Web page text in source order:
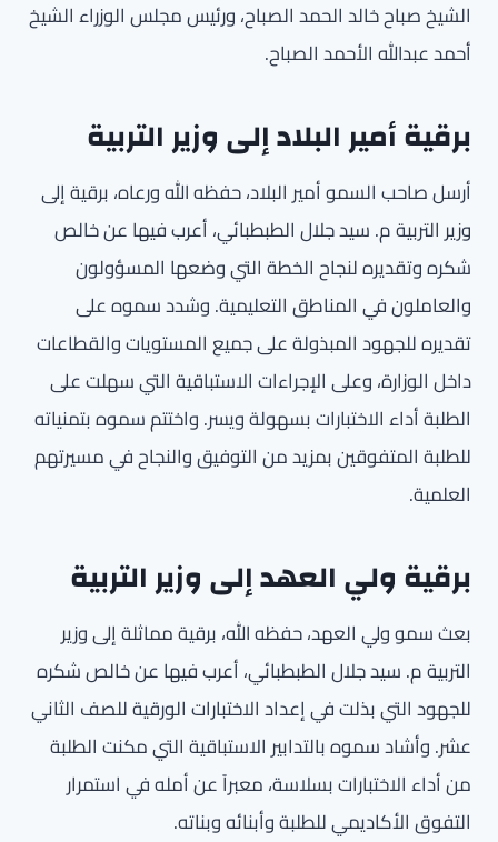
الشيخ صباح خالد الحمد الصباح، ورئيس مجلس الوزراء الشيخ
أحمد عبدالله الأحمد الصباح.
برقية أمير البلاد إلى وزير التربية
أرسل صاحب السمو أمير البلاد، حفظه الله ورعاه، برقية إلى
وزير التربية م. سيد جلال الطبطبائي، أعرب فيها عن خالص
شكره وتقديره لنجاح الخطة التي وضعها المسؤولون
والعاملون في المناطق التعليمية. وشدد سموه على
تقديره للجهود المبذولة على جميع المستويات والقطاعات
داخل الوزارة، وعلى الإجراءات الاستباقية التي سهلت على
الطلبة أداء الاختبارات بسهولة ويسر. واختتم سموه بتمنياته
للطلبة المتفوقين بمزيد من التوفيق والنجاح في مسيرتهم
العلمية.
برقية ولي العهد إلى وزير التربية
بعث سمو ولي العهد، حفظه الله، برقية مماثلة إلى وزير
التربية م. سيد جلال الطبطبائي، أعرب فيها عن خالص شكره
للجهود التي بذلت في إعداد الاختبارات الورقية للصف الثاني
عشر. وأشاد سموه بالتدابير الاستباقية التي مكنت الطلبة
من أداء الاختبارات بسلاسة، معبراً عن أمله في استمرار
التفوق الأكاديمي للطلبة وأبنائه وبناته.